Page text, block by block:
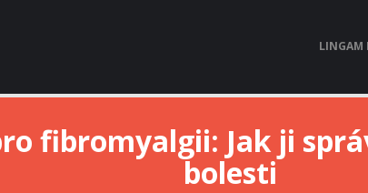
LINGAM
fibromyalgii: Jak ji
bolesti